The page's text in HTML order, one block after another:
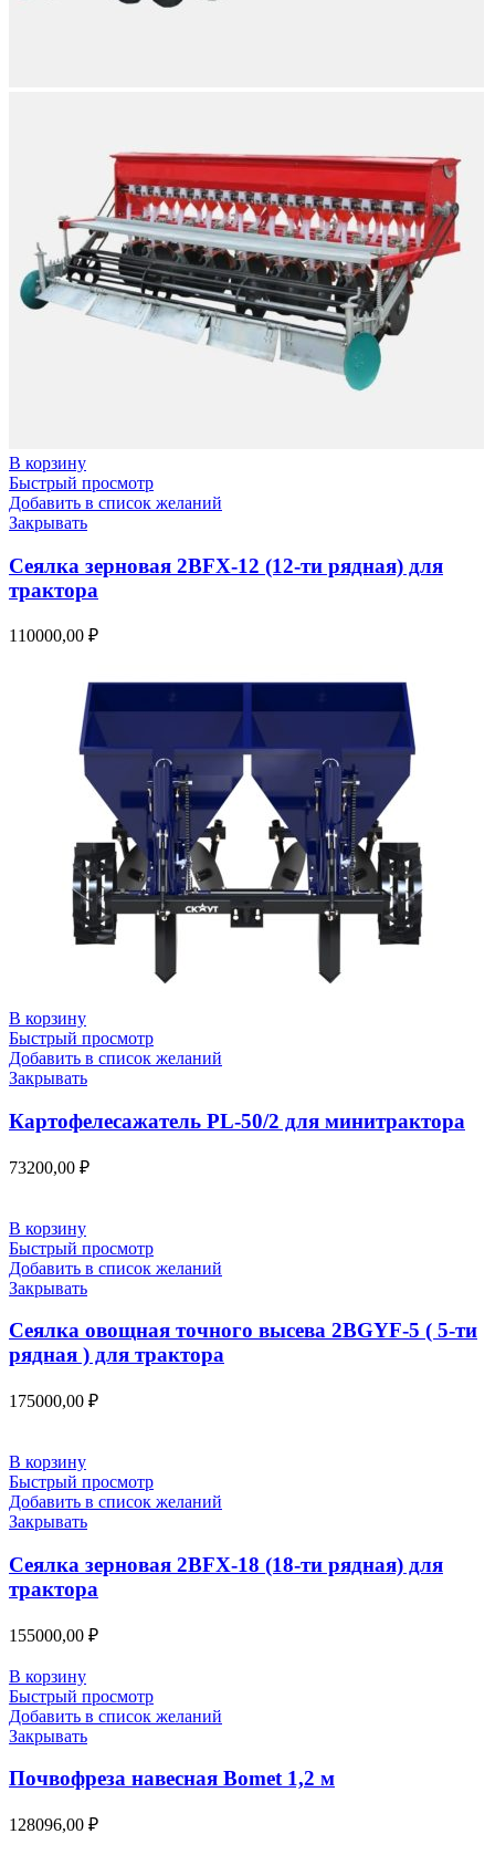
В корзину
Быстрый просмотр
Добавить в список желаний
Закрывать
Сеялка зерновая 2BFX-12 (12-ти рядная) для
трактора
110000,00 ₽
В корзину
Быстрый просмотр
Добавить в список желаний
Закрывать
Картофелесажатель PL-50/2 для минитрактора
73200,00 ₽
В корзину
Быстрый просмотр
Добавить в список желаний
Закрывать
Сеялка овощная точного высева 2BGYF-5 ( 5-ти
рядная ) для трактора
175000,00 ₽
В корзину
Быстрый просмотр
Добавить в список желаний
Закрывать
Сеялка зерновая 2BFX-18 (18-ти рядная) для
трактора
155000,00 ₽
В корзину
Быстрый просмотр
Добавить в список желаний
Закрывать
Почвофреза навесная Bomet 1,2 м
128096,00 ₽